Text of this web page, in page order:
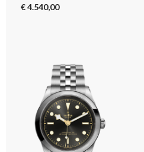
€ 4.540,00